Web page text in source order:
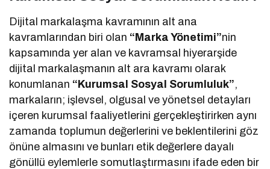
Dijital markalaşma kavramının alt ana
kavramlarından biri olan “Marka Yönetimi”nin
kapsamında yer alan ve kavramsal hiyerarşide
dijital markalaşmanın alt ara kavramı olarak
konumlanan “Kurumsal Sosyal Sorumluluk”,
markaların; işlevsel, olgusal ve yönetsel detayları
içeren kurumsal faaliyetlerini gerçekleştirirken aynı
zamanda toplumun değerlerini ve beklentilerini göz
önüne almasını ve bunları etik değerlere dayalı
gönüllü eylemlerle somutlaştırmasını ifade eden bir